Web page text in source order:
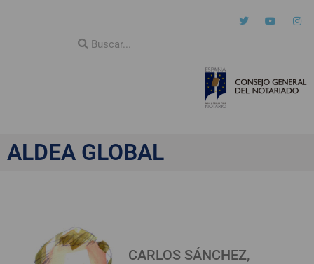
ALDEA GLOBAL
CARLOS SÁNCHEZ,